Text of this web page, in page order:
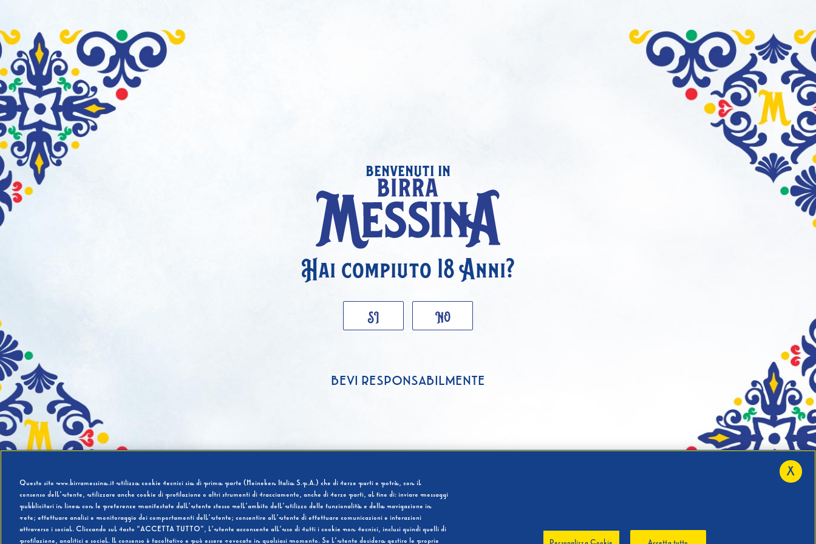
benvenuti in
Hai compiuto 18 Anni?
SI NO
BEVI RESPONSABILMENTE
Questo sito www.birramessina.it utilizza cookie tecnici sia di prima parte (Heineken Italia S.p.A.) che di terze parti e potrà, con il
consenso dell’utente, utilizzare anche cookie di profilazione o altri strumenti di tracciamento, anche di terze parti, al fine di: inviare messaggi
pubblicitari in linea con le preferenze manifestate dall’utente stesso nell’ambito dell’utilizzo delle funzionalità e della navigazione in
rete; effettuare analisi e monitoraggio dei comportamenti dell’utente; consentire all’utente di effettuare comunicazioni e interazioni
attraverso i social. Cliccando sul tasto “ACCETTA TUTTO”, l’utente acconsente all’uso di tutti i cookie non tecnici, inclusi quindi quelli di
profilazione, analitici e social. Il consenso è facoltativo e può essere revocato in qualsiasi momento. Se l’utente desidera gestire le proprie
X